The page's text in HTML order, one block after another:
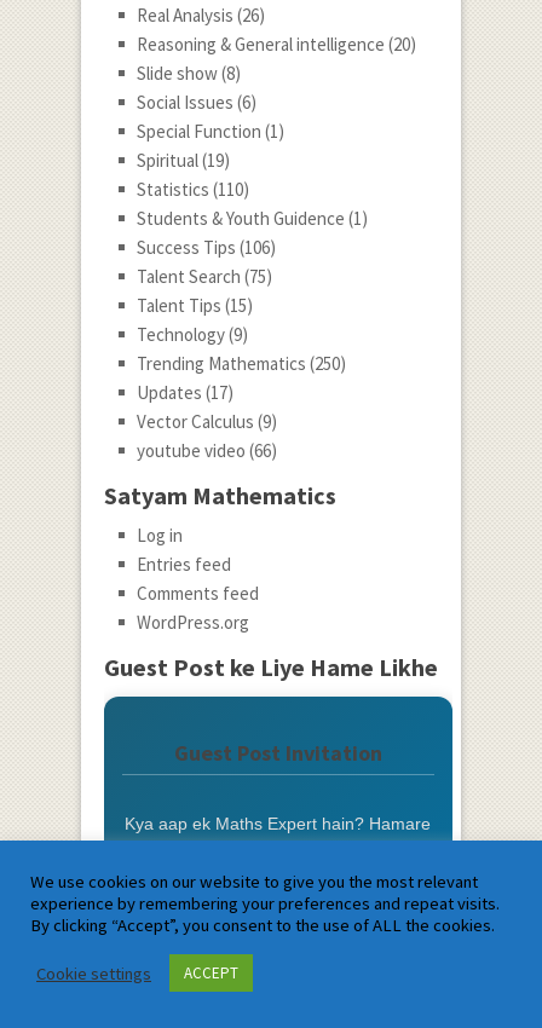
Real Analysis (26)
Reasoning & General intelligence (20)
Slide show(8)
Social Issues (6)
Special Function (1)
Spiritual(19)
Statistics (110)
Students & Youth Guidence (1)
Success Tips (106)
Talent Search (75)
Talent Tips (15)
Technology(9)
Trending Mathematics (250)
Updates (17)
Vector Calculus (9)
youtube video (66)
Satyam Mathematics
Log in
Entries feed
Comments feed
WordPress.org
Guest Post ke Liye Hame Likhe
Guest Post Invitation
Kya aap ek Maths Expert hain? Hamare
blog par article likhein aur students ki
Photo aur Bio ke saath Credit
Do-Follow Backlink
We use cookies on our website to give you the most relevant
experience by remembering your preferences and repeat visits.
By clicking “Accept”, you consent to the use of ALL the cookies.
Cookie settings ACCEPT